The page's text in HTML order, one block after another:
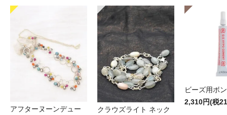
アフターヌーンデュー
クラウズライト ネック
ビーズ用ボ
2,310円(税